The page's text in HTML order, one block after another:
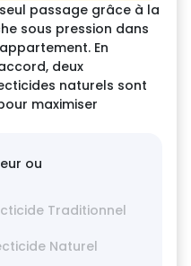
passage grâce à la
sous pression dans
En
deux
naturels sont
maximiser
ou
Traditionnel
Naturel